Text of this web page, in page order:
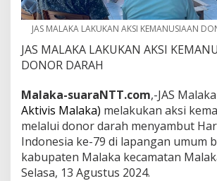
JAS MALAKA LAKUKAN AKSI KEMANUSIAAN
JAS MALAKA LAKUKAN AKSI
DONOR DARAH
Malaka-suaraNTT.com,-JAS
Aktivis Malaka) melakukan aksi
melalui donor darah menyambut
Indonesia ke-79 di lapangan umum
kabupaten Malaka kecamatan
Selasa, 13 Agustus 2024.